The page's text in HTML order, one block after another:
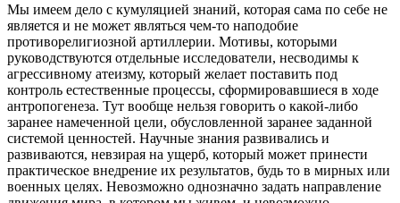
Мы имеем дело с кумуляцией знаний, которая сама по себе не
является и не может являться чем-то наподобие
противорелигиозной артиллерии. Мотивы, которыми
руководствуются отдельные исследователи, несводимы к
агрессивному атеизму, который желает поставить под
контроль естественные процессы, сформировавшиеся в ходе
антропогенеза. Тут вообще нельзя говорить о какой-либо
заранее намеченной цели, обусловленной заранее заданной
системой ценностей. Научные знания развивались и
развиваются, невзирая на ущерб, который может принести
практическое внедрение их результатов, будь то в мирных или
военных целях. Невозможно однозначно задать направление